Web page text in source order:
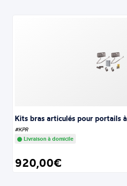
Kits bras articulés pour portails
#KPR
Livraison à domicile
920,00€